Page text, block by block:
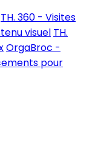
TH. 360 - Visites
visuel TH.
OrgaBroc -
pour